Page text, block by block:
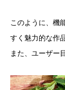
このように、機
すく魅力的な作
また、ユーザー